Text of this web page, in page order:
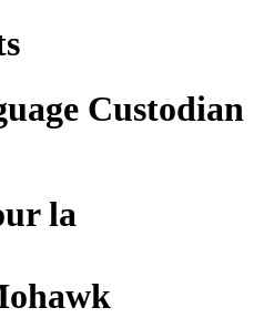
Custodian
la